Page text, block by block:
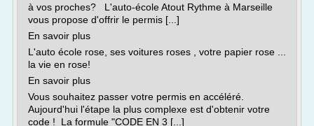
à vos proches? L'auto-école Atout Rythme à Marseille
vous propose d'offrir le permis [...]
En savoir plus
L'auto école rose, ses voitures roses , votre papier rose ...
la vie en rose!
En savoir plus
Vous souhaitez passer votre permis en accéléré.
Aujourd'hui l'étape la plus complexe est d'obtenir votre
code ! La formule "CODE EN 3 [...]